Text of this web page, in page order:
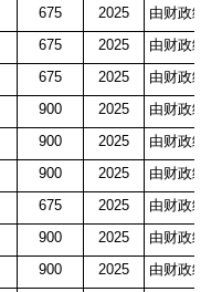
675 2025
由财政统
675 2025
由财政统
675 2025
由财政统
900 2025
由财政统
900 2025
由财政统
900 2025
由财政统
675 2025
由财政统
900 2025
由财政统
900 2025
由财政统